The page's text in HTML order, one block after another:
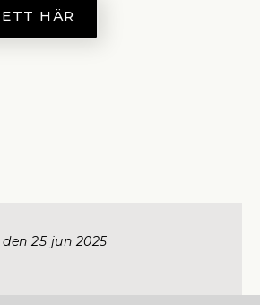
HÄR
den 25 jun 2025